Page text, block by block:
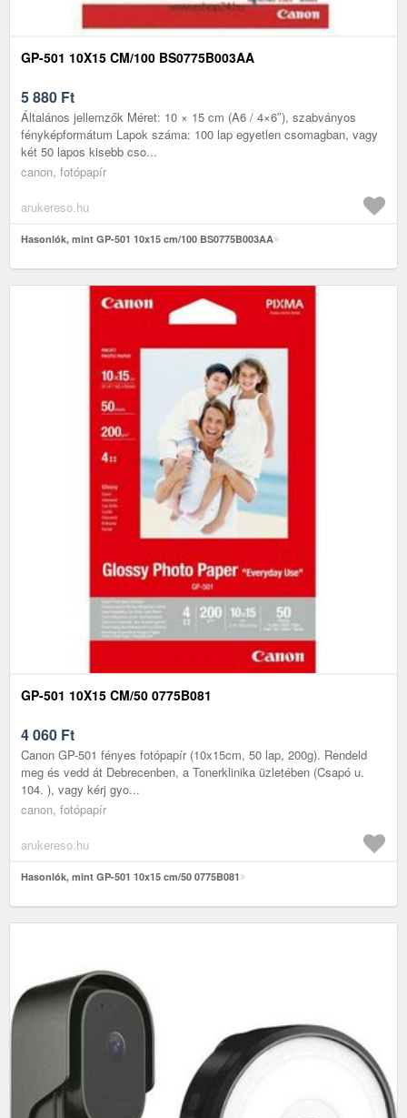
GP-501 10X15 CM/100 BS0775B003AA
5 880 Ft
Általános jellemzők Méret: 10 × 15 cm (A6 / 4×6″), szabványos
fényképformátum Lapok száma: 100 lap egyetlen csomagban, vagy
két 50 lapos kisebb cso...
canon, fotópapír
arukereso.hu
Hasonlók, mint GP-501 10x15 cm/100 BS0775B003AA
GP-501 10X15 CM/50 0775B081
4 060 Ft
Canon GP-501 fényes fotópapír (10x15cm, 50 lap, 200g). Rendeld
meg és vedd át Debrecenben, a Tonerklinika üzletében (Csapó u.
104. ), vagy kérj gyo...
canon, fotópapír
arukereso.hu
Hasonlók, mint GP-501 10x15 cm/50 0775B081